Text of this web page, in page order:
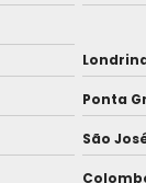
para
pelo
nuvem
Ponta
São